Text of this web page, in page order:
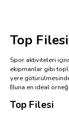
Top Filesi
Spor aktiviteleri
ekipmanlar gibi
yere
Buna en ideal
Top Filesi